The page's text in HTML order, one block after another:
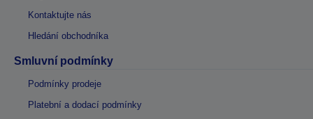
Kontaktujte nás
Hledání obchodníka
Smluvní podmínky
Podmínky prodeje
Platební a dodací podmínky